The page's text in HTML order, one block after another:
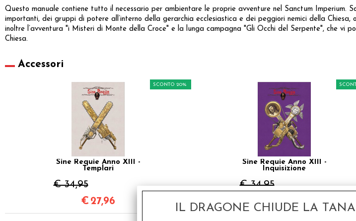
Questo manuale contiene tutto il necessario per ambientare le proprie avventure nel Sanctum Imperium.
importanti, dei gruppi di potere all’interno della gerarchia ecclesiastica e dei peggiori nemici della
inoltre l’avventura "i Misteri di Monte della Croce" e la lunga campagna "Gli Occhi del Serpente", che vi
Chiesa.
Accessori
Sine Requie Anno XIII -
Templari
€ 34,95
SCONTO 20%
€ 27,96
Sine Requie Anno XIII -
Inquisizione
€ 34,95
€ 27,96
IL DRAGONE CHIUDE LA